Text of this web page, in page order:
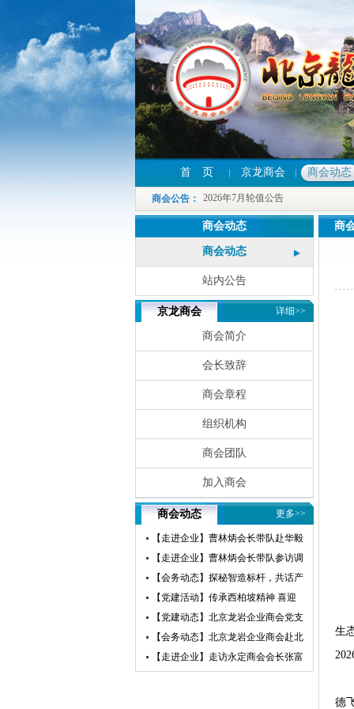
首 页 京龙商会 商会动态
商会公告 ：
2026年7月轮值公告
2026年7月轮值公告
2026年7月轮值公告
商会动态
商会动态
站内公告
京龙商会 详细>>
商会简介
会长致辞
商会章程
组织机构
商会团队
加入商会
商会动态 更多>>
【走进企业】曹林炳会长带队赴华毅
瀛飞开展参访交流活动
【走进企业】曹林炳会长带队参访调
研赛微电子
【会务动态】探秘智造标杆，共话产
业未来——北京龙岩企业商会走进小
米汽车超级工厂参访交流
【党建活动】传承西柏坡精神 喜迎
建党105周年——北京龙岩企业商会
党支部赴西柏坡开展红色教育主题党
日活动
【党建动态】北京龙岩企业商会党支
部荣获“先进基层党组织”荣誉称号
【会务动态】北京龙岩企业商会赴北
京莆田企业商会开展交流互鉴活动
【走进企业】走访永定商会会长张富
商
生
德